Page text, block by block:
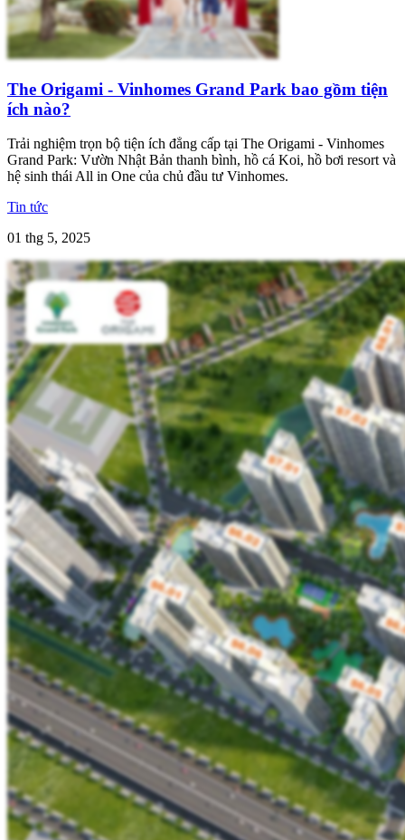
The Origami - Vinhomes Grand Park bao gồm tiện
ích nào?
Trải nghiệm trọn bộ tiện ích đẳng cấp tại The Origami - Vinhomes
Grand Park: Vườn Nhật Bản thanh bình, hồ cá Koi, hồ bơi resort và
hệ sinh thái All in One của chủ đầu tư Vinhomes.
Tin tức
01 thg 5, 2025